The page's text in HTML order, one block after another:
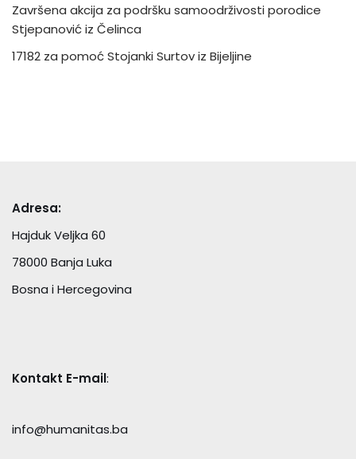
Završena akcija za podršku samoodrživosti porodice
Stjepanović iz Čelinca
17182 za pomoć Stojanki Surtov iz Bijeljine
Adresa:
Hajduk Veljka 60
78000 Banja Luka
Bosna i Hercegovina
Kontakt E-mail:
info@humanitas.ba